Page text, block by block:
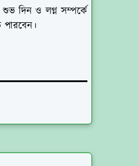
দিন ও লগ্ন সম্পর্কে